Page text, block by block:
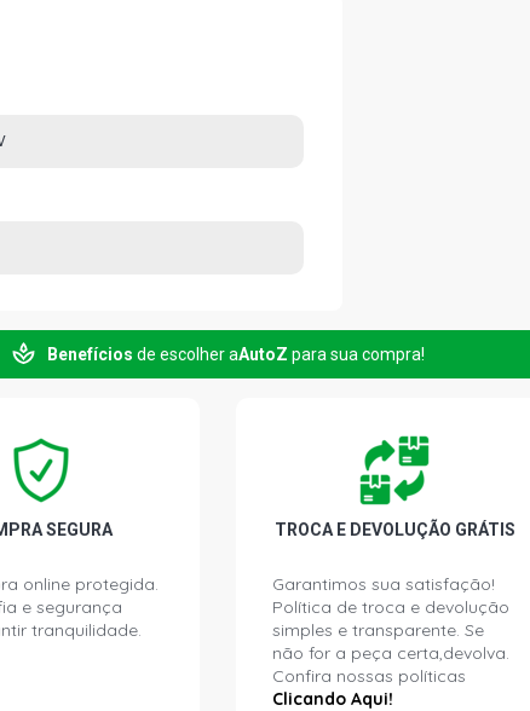
Benefícios de escolher aAutoZ para sua compra!
SEGURA
online protegida.
e segurança
tranquilidade.
TROCA E DEVOLUÇÃO GRÁTIS
Garantimos sua satisfação!
Política de troca e devolução
simples e transparente. Se
não for a peça certa,devolva.
Confira nossas políticas
Clicando Aqui!